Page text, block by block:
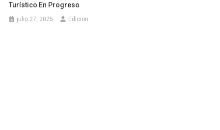
Turístico En Progreso
julio 27, 2025 Edicion